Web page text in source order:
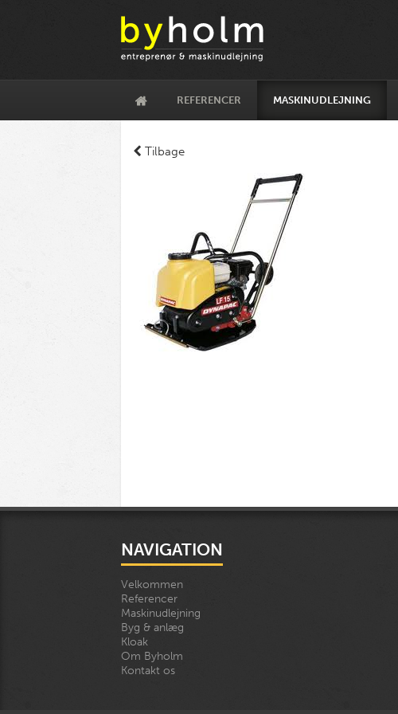
REFERENCER MASKINUDLEJNING
Tilbage
NAVIGATION
Velkommen
Referencer
Maskinudlejning
Byg & anlæg
Kloak
Om Byholm
Kontakt os